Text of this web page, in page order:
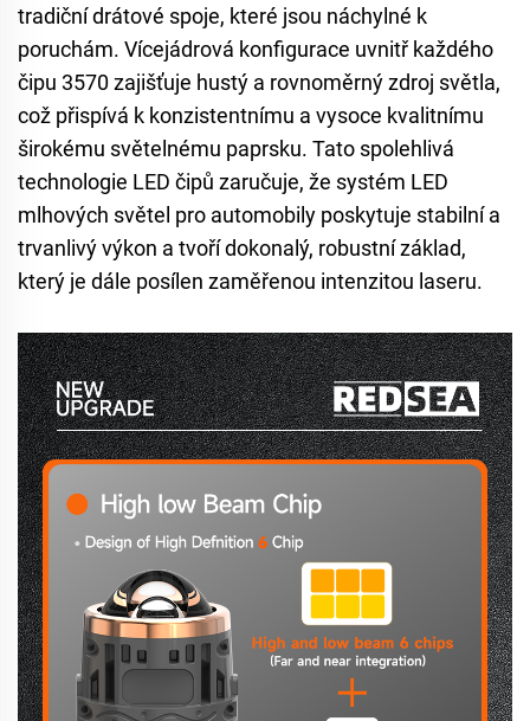
tradiční drátové spoje, které jsou náchylné k
poruchám. Vícejádrová konfigurace uvnitř každého
čipu 3570 zajišťuje hustý a rovnoměrný zdroj světla,
což přispívá k konzistentnímu a vysoce kvalitnímu
širokému světelnému paprsku. Tato spolehlivá
technologie LED čipů zaručuje, že systém LED
mlhových světel pro automobily poskytuje stabilní a
trvanlivý výkon a tvoří dokonalý, robustní základ,
který je dále posílen zaměřenou intenzitou laseru.